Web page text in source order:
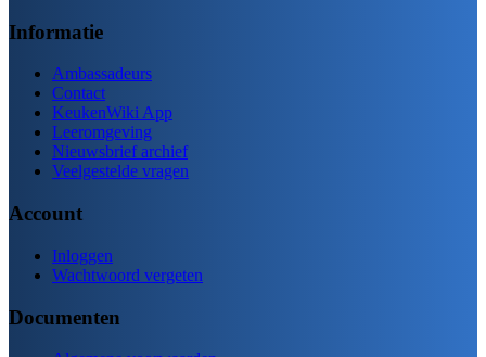
Informatie
Ambassadeurs
Contact
KeukenWiki App
Leeromgeving
Nieuwsbrief archief
Veelgestelde vragen
Account
Inloggen
Wachtwoord vergeten
Documenten